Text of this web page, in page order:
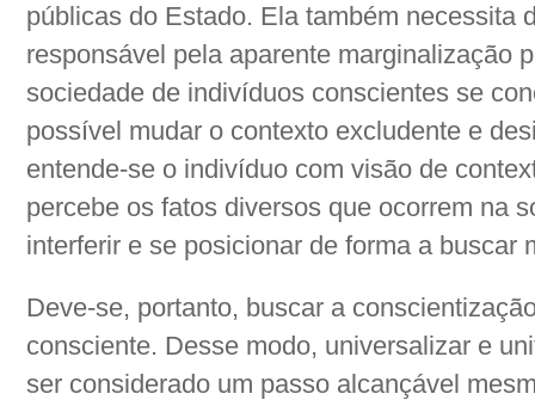
públicas do Estado. Ela também necessita
responsável pela aparente marginalização
sociedade de indivíduos conscientes se
possível mudar o contexto excludente e
entende-se o indivíduo com visão de
percebe os fatos diversos que ocorrem na
interferir e se posicionar de forma a buscar
Deve-se, portanto, buscar a
consciente. Desse modo, universalizar e
ser considerado um passo alcançável